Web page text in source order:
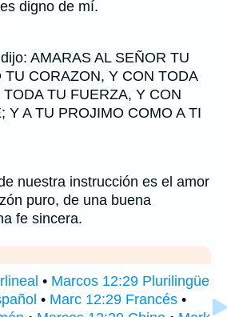
digno de mí.
AMARAS AL SEÑOR TU
TU CORAZON, Y CON TODA
TU FUERZA, Y CON
Y A TU PROJIMO COMO A TI
nuestra instrucción es el amor
puro, de una buena
fe sincera.
• Marcos 12:29 Plurilingüe
• Marc 12:29 Francés •